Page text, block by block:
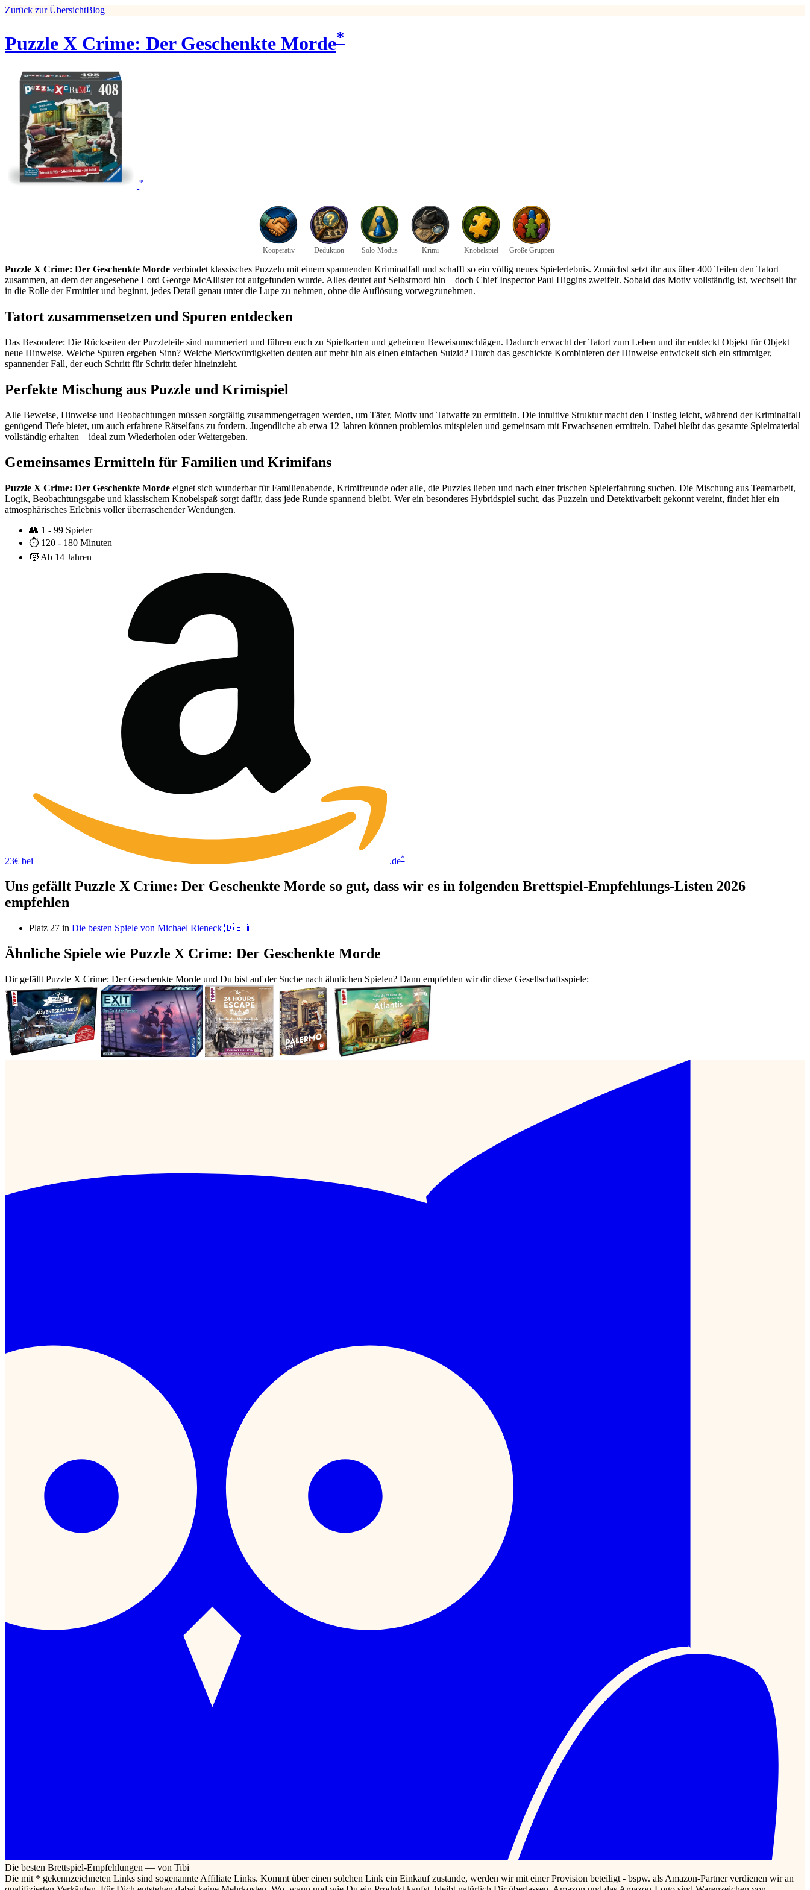
Zurück zur ÜbersichtBlog
Puzzle X Crime: Der Geschenkte Morde*
*
Kooperativ Deduktion Solo-Modus Krimi Knobelspiel Große Gruppen
Puzzle X Crime: Der Geschenkte Morde verbindet klassisches Puzzeln mit einem spannenden Kriminalfall und schafft so ein völlig neues Spielerlebnis. Zunächst setzt ihr aus über 400 Teilen den Tatort
zusammen, an dem der angesehene Lord George McAllister tot aufgefunden wurde. Alles deutet auf Selbstmord hin – doch Chief Inspector Paul Higgins zweifelt. Sobald das Motiv vollständig ist, wechselt ihr
in die Rolle der Ermittler und beginnt, jedes Detail genau unter die Lupe zu nehmen, ohne die Auflösung vorwegzunehmen.
Tatort zusammensetzen und Spuren entdecken
Das Besondere: Die Rückseiten der Puzzleteile sind nummeriert und führen euch zu Spielkarten und geheimen Beweisumschlägen. Dadurch erwacht der Tatort zum Leben und ihr entdeckt Objekt für Objekt
neue Hinweise. Welche Spuren ergeben Sinn? Welche Merkwürdigkeiten deuten auf mehr hin als einen einfachen Suizid? Durch das geschickte Kombinieren der Hinweise entwickelt sich ein stimmiger,
spannender Fall, der euch Schritt für Schritt tiefer hineinzieht.
Perfekte Mischung aus Puzzle und Krimispiel
Alle Beweise, Hinweise und Beobachtungen müssen sorgfältig zusammengetragen werden, um Täter, Motiv und Tatwaffe zu ermitteln. Die intuitive Struktur macht den Einstieg leicht, während der Kriminalfall
genügend Tiefe bietet, um auch erfahrene Rätselfans zu fordern. Jugendliche ab etwa 12 Jahren können problemlos mitspielen und gemeinsam mit Erwachsenen ermitteln. Dabei bleibt das gesamte Spielmaterial
vollständig erhalten – ideal zum Wiederholen oder Weitergeben.
Gemeinsames Ermitteln für Familien und Krimifans
Puzzle X Crime: Der Geschenkte Morde eignet sich wunderbar für Familienabende, Krimifreunde oder alle, die Puzzles lieben und nach einer frischen Spielerfahrung suchen. Die Mischung aus Teamarbeit,
Logik, Beobachtungsgabe und klassischem Knobelspaß sorgt dafür, dass jede Runde spannend bleibt. Wer ein besonderes Hybridspiel sucht, das Puzzeln und Detektivarbeit gekonnt vereint, findet hier ein
atmosphärisches Erlebnis voller überraschender Wendungen.
👥 1 - 99 Spieler
⏱️ 120 - 180 Minuten
🧒 Ab 14 Jahren
23€ bei .de*
Uns gefällt Puzzle X Crime: Der Geschenkte Morde so gut, dass wir es in folgenden Brettspiel-Empfehlungs-Listen 2026
empfehlen
Platz 27 in Die besten Spiele von Michael Rieneck 🇩🇪👨
Ähnliche Spiele wie Puzzle X Crime: Der Geschenkte Morde
Dir gefällt Puzzle X Crime: Der Geschenkte Morde und Du bist auf der Suche nach ähnlichen Spielen? Dann empfehlen wir dir diese Gesellschaftsspiele:
Die besten Brettspiel-Empfehlungen — von Tibi
Die mit * gekennzeichneten Links sind sogenannte Affiliate Links. Kommt über einen solchen Link ein Einkauf zustande, werden wir mit einer Provision beteiligt - bspw. als Amazon-Partner verdienen wir an